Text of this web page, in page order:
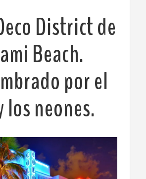
District de
Beach.
por el
los neones.